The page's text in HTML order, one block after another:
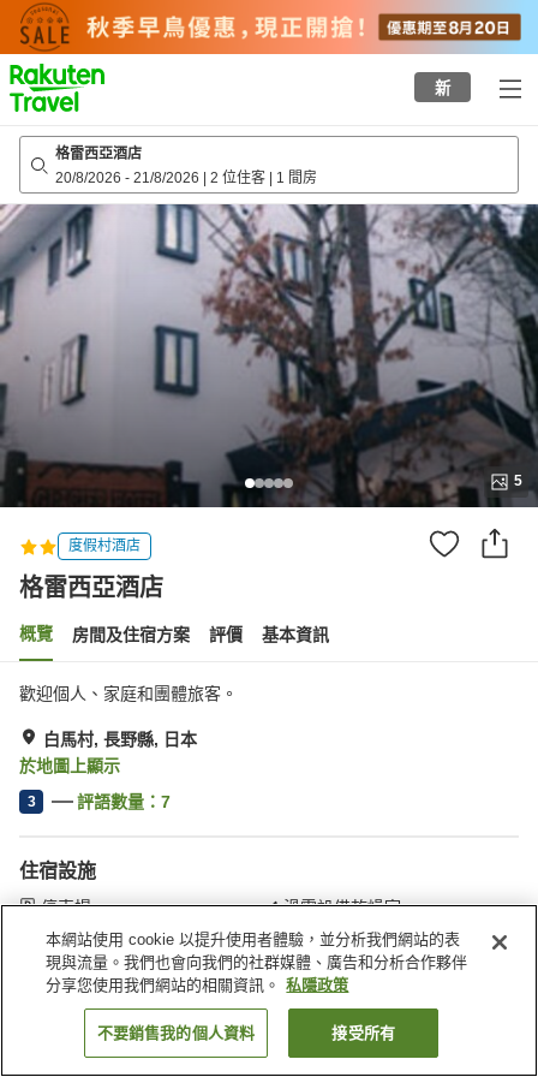
to
top
page
新
格雷西亞酒店
20/8/2026 - 21/8/2026 | 2 位住客 | 1 間房
5
度假村酒店
格雷西亞酒店
概覽 房間及住宿方案 評價 基本資訊
歡迎個人、家庭和團體旅客。
白馬村, 長野縣, 日本
於地圖上顯示
3 評語數量： 7
住宿設施
停車場
滑雪設備乾燥室
網球場
送遞服務
主頁 日本 長野縣 白馬村 格雷西亞酒店
找客房
本網站使用 cookie 以提升使用者體驗，並分析我們網站的表
現與流量。我們也會向我們的社群媒體、廣告和分析合作夥伴
分享您使用我們網站的相關資訊。
私隱政策
不要銷售我的個人資料 接受所有